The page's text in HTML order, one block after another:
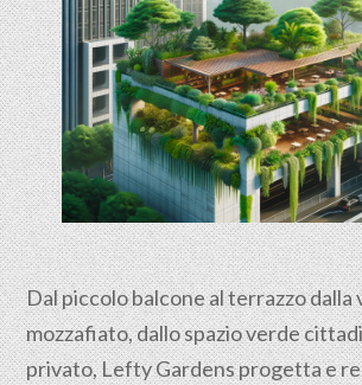
Dal piccolo balcone al terrazzo dalla
mozzafiato, dallo spazio verde
privato, Lefty Gardens progetta e